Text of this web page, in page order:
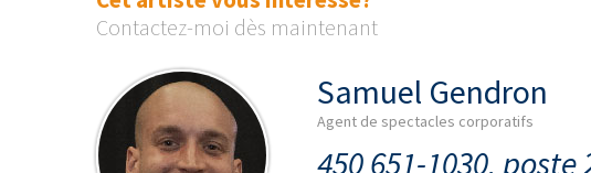
Contactez-moi dès maintenant
Samuel Gendron
Agent de spectacles corporatifs
450 651-1030, poste